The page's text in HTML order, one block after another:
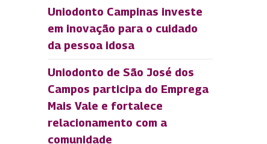
Uniodonto Campinas investe
em inovação para o cuidado
da pessoa idosa
Uniodonto de São José dos
Campos participa do Emprega
Mais Vale e fortalece
relacionamento com a
comunidade